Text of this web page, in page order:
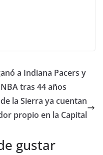
a Indiana Pacers y
tras 44 años
la Sierra ya cuentan
propio en la Capital
gustar